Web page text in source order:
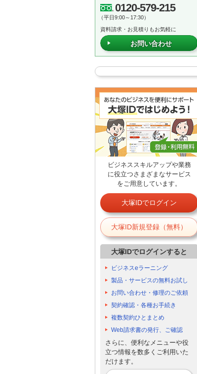
0120-579-215
（平日9:00～17:30）
資料請求・お見積りもお気軽に
お問い合わせ
ビジネススキルアップや業務
に役立つさまざまなサービス
をご用意しています。
大塚IDでログイン
大塚ID新規登録（無料）
大塚IDでログインすると
ビジネスeラーニング
製品・サービスの無料お試し
お問い合わせ・修理のご依頼
契約確認・各種お手続き
複数契約ひとまとめ
Web請求書の発行、ご確認
さらに、便利なメニューや役
立つ情報を数多くご利用いた
だけます。